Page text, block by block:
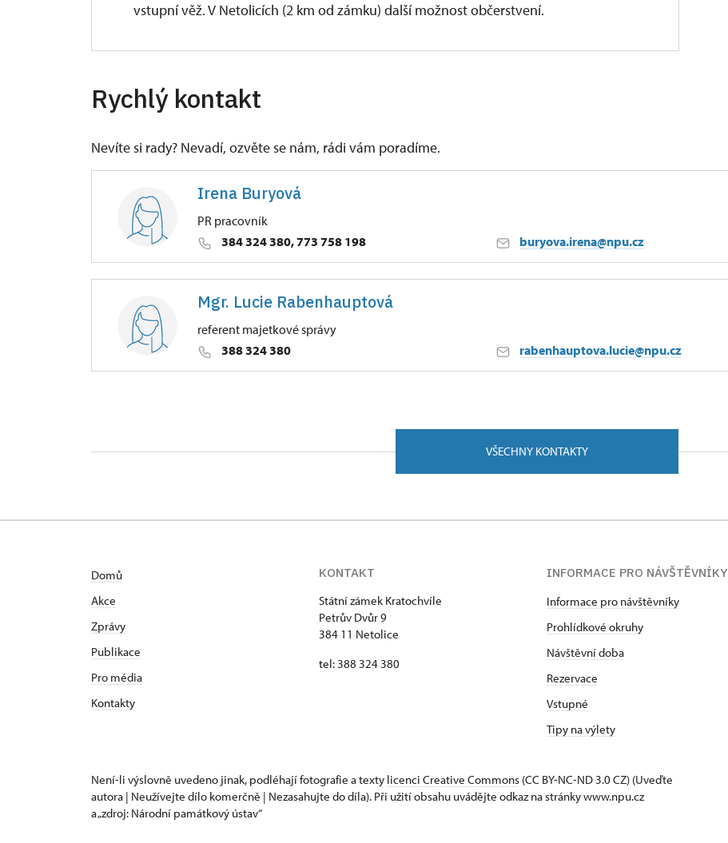
vstupní věž. V Netolicích (2 km od zámku) další možnost občerstvení.
Rychlý kontakt
Nevíte si rady? Nevadí, ozvěte se nám, rádi vám poradíme.
Irena Buryová
PR pracovník
384 324 380, 773 758 198
buryova.irena@npu.cz
Petrův Dvůr 9/, Kratochvíle 38411
Mgr. Lucie Rabenhauptová
referent majetkové správy
388 324 380
rabenhauptova.lucie@npu.cz
VŠECHNY KONTAKTY
Domů
Akce
Zprávy
Publikace
Pro média
Kontakty
KONTAKT
Státní zámek Kratochvíle
Petrův Dvůr 9
384 11 Netolice
tel: 388 324 380
INFORMACE PRO NÁVŠTĚVNÍKY
Informace pro návštěvníky
Prohlídkové okruhy
Návštěvní doba
Rezervace
Vstupné
Tipy na výlety
Není-li výslovně uvedeno jinak, podléhají fotografie a texty licenci Creative Commons (CC BY-NC-ND 3.0 CZ) (Uveďte
autora | Neužívejte dílo komerčně | Nezasahujte do díla). Při užití obsahu uvádějte odkaz na stránky www.npu.cz
a „zdroj: Národní památkový ústav“